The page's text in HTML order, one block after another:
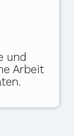
und
Arbeit
.